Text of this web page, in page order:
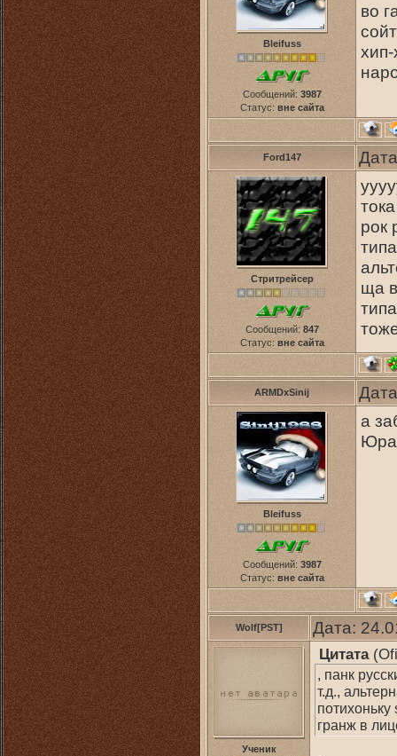
Bleifuss
Сообщений: 3987
Статус: вне сайта
во
Ford147
Стритрейсер
Сообщений: 847
Статус: вне сайта
рок
ща
ARMDxSinij
Bleifuss
Сообщений: 3987
Статус: вне сайта
а
Юра
Wolf[PST] Дата:
Ученик
Цитата(
, панк
т.д.,
гранж в